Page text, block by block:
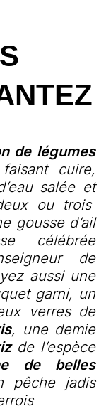
de légumes
cuire,
salée et
ou trois
gousse d’ail
célébrée
de
aussi une
garni, un
verres de
, une demie
de l’espèce
de belles
pêche jadis